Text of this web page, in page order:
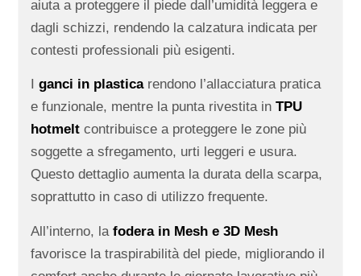
aiuta a proteggere il piede dall’umidità leggera e
dagli schizzi, rendendo la calzatura indicata per
contesti professionali più esigenti.
Iganci in plasticarendono l’allacciatura pratica
e funzionale, mentre la punta rivestita inTPU
hotmelt contribuisce a proteggere le zone più
soggette a sfregamento, urti leggeri e usura.
Questo dettaglio aumenta la durata della scarpa,
soprattutto in caso di utilizzo frequente.
All’interno, lafodera in Mesh e 3D Mesh
favorisce la traspirabilità del piede, migliorando il